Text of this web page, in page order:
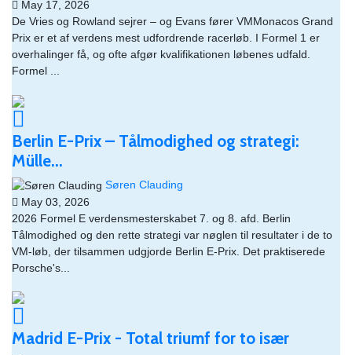
May 17, 2026
De Vries og Rowland sejrer – og Evans fører VMMonacos Grand
Prix er et af verdens mest udfordrende racerløb. I Formel 1 er
overhalinger få, og ofte afgør kvalifikationen løbenes udfald.
Formel ...
Berlin E-Prix – Tålmodighed og strategi:
Mülle...
Søren Clauding
May 03, 2026
2026 Formel E verdensmesterskabet 7. og 8. afd. Berlin​
Tålmodighed og den rette strategi var nøglen til resultater i de to
VM-løb, der tilsammen udgjorde Berlin E-Prix. Det praktiserede
Porsche's...
Madrid E-Prix - Total triumf for to især